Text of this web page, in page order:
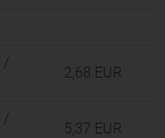
/
2,68 EUR
/
5,37 EUR